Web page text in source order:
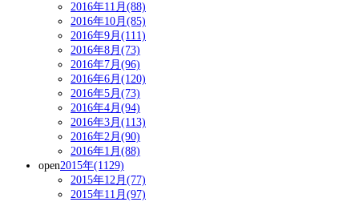
2016年11月(88)
2016年10月(85)
2016年9月(111)
2016年8月(73)
2016年7月(96)
2016年6月(120)
2016年5月(73)
2016年4月(94)
2016年3月(113)
2016年2月(90)
2016年1月(88)
open2015年(1129)
2015年12月(77)
2015年11月(97)